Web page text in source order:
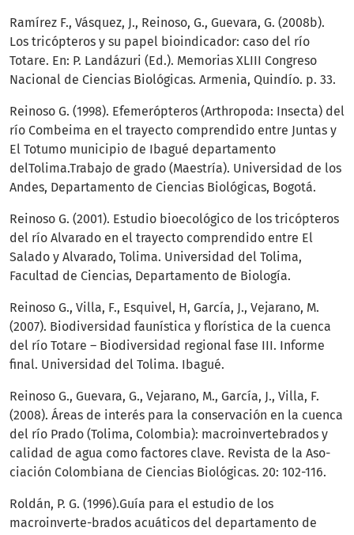
Ramírez F., Vásquez, J., Reinoso, G., Guevara, G. (2008b).
Los tricópteros y su papel bioindicador: caso del río
Totare. En: P. Landázuri (Ed.). Memorias XLIII Congreso
Nacional de Ciencias Biológicas. Armenia, Quindío. p. 33.
Reinoso G. (1998). Efemerópteros (Arthropoda: Insecta) del
río Combeima en el trayecto comprendido entre Juntas y
El Totumo municipio de Ibagué departamento
delTolima.Trabajo de grado (Maestría). Universidad de los
Andes, Departamento de Ciencias Biológicas, Bogotá.
Reinoso G. (2001). Estudio bioecológico de los tricópteros
del río Alvarado en el trayecto comprendido entre El
Salado y Alvarado, Tolima. Universidad del Tolima,
Facultad de Ciencias, Departamento de Biología.
Reinoso G., Villa, F., Esquivel, H, García, J., Vejarano, M.
(2007). Biodiversidad faunística y florística de la cuenca
del río Totare – Biodiversidad regional fase III. Informe
final. Universidad del Tolima. Ibagué.
Reinoso G., Guevara, G., Vejarano, M., García, J., Villa, F.
(2008). Áreas de interés para la conservación en la cuenca
del río Prado (Tolima, Colombia): macroinvertebrados y
calidad de agua como factores clave. Revista de la Aso-
ciación Colombiana de Ciencias Biológicas. 20: 102-116.
Roldán, P. G. (1996).Guía para el estudio de los
macroinverte-brados acuáticos del departamento de